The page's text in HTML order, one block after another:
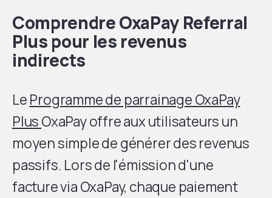
Comprendre OxaPay Referral
Plus pour les revenus
indirects
LeProgramme de parrainage OxaPay
PlusOxaPay offre aux utilisateurs un
moyen simple de générer des revenus
passifs. Lors de l'émission d'une
facture via OxaPay, chaque paiement